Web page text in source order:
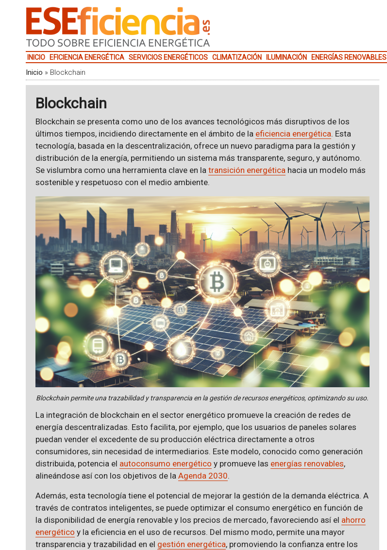
INICIO EFICIENCIA ENERGÉTICA SERVICIOS ENERGÉTICOS CLIMATIZACIÓN ILUMINACIÓN ENERGÍAS RENOVABLES
Inicio » Blockchain
Blockchain
Blockchain se presenta como uno de los avances tecnológicos más disruptivos de los
últimos tiempos, incidiendo directamente en el ámbito de la eficiencia energética. Esta
tecnología, basada en la descentralización, ofrece un nuevo paradigma para la gestión y
distribución de la energía, permitiendo un sistema más transparente, seguro, y autónomo.
Se vislumbra como una herramienta clave en la transición energéticahacia un modelo más
sostenible y respetuoso con el medio ambiente.
Blockchain permite una trazabilidad y transparencia en la gestión de recursos energéticos, optimizando su uso.
La integración de blockchain en el sector energético promueve la creación de redes de
energía descentralizadas. Esto facilita, por ejemplo, que los usuarios de paneles solares
puedan vender el excedente de su producción eléctrica directamente a otros
consumidores, sin necesidad de intermediarios. Este modelo, conocido como generación
distribuida, potencia el autoconsumo energético y promueve las energías renovables,
alineándose así con los objetivos de la Agenda 2030.
Además, esta tecnología tiene el potencial de mejorar la gestión de la demanda eléctrica. A
través de contratos inteligentes, se puede optimizar el consumo energético en función de
la disponibilidad de energía renovable y los precios de mercado, favoreciendo así el ahorro
energético y la eficiencia en el uso de recursos. Del mismo modo, permite una mayor
transparencia y trazabilidad en el gestión energética, promoviendo la confianza entre los